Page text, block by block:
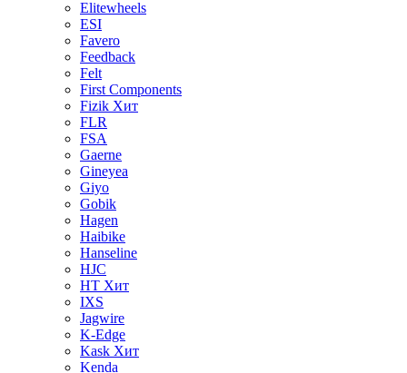
Elitewheels
ESI
Favero
Feedback
Felt
First Components
Fizik Хит
FLR
FSA
Gaerne
Gineyea
Giyo
Gobik
Hagen
Haibike
Hanseline
HJC
HT Хит
IXS
Jagwire
K-Edge
Kask Хит
Kenda